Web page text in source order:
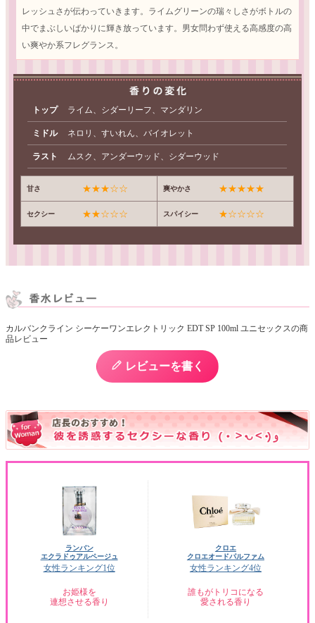
レッシュさが伝わっていきます。ライムグリーンの瑞々しさがボトルの
中でまぶしいばかりに輝き放っています。男女問わず使える高感度の高
い爽やか系フレグランス。
トップ ライム、シダーリーフ、マンダリン
ミドル ネロリ、すいれん、バイオレット
ラスト ムスク、アンダーウッド、シダーウッド
甘さ ★★★☆☆ 爽やかさ ★★★★★
セクシー ★★☆☆☆ スパイシー ★☆☆☆☆
カルバンクライン シーケーワンエレクトリック EDT SP 100ml ユニセックスの商
品レビュー
レビューを書く
ランバン
エクラドゥアルページュ
女性ランキング1位
お姫様を
連想させる香り
クロエ
クロエオードパルファム
女性ランキング4位
誰もがトリコになる
愛される香り